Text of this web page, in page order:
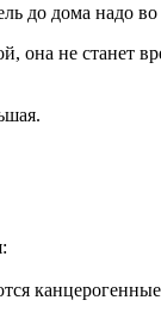
до дома надо
не станет